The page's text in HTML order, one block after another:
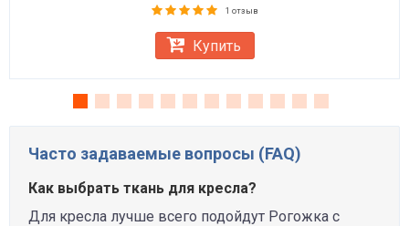
1 отзыв
Купить
Часто задаваемые вопросы (FAQ)
Как выбрать ткань для кресла?
Для кресла лучше всего подойдут Рогожка с